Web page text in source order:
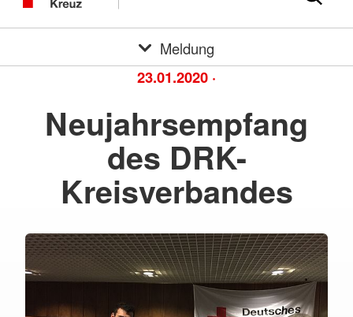
Meldung
23.01.2020 ·
Neujahrsempfang
des DRK-
Kreisverbandes